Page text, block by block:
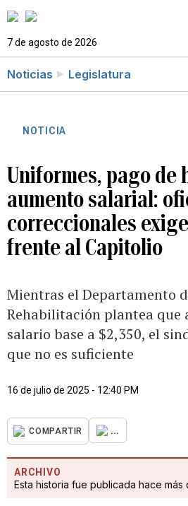
7 de agosto de 2026
Noticias Legislatura
NOTICIA
Uniformes, pago de
aumento salarial:
correccionales
frente al Capitolio
Mientras el Departamento
Rehabilitación plantea que
salario base a $2,350, el
que no es suficiente
16 de julio de 2025 - 12:40 PM
COMPARTIR ...
ARCHIVO
Esta historia fue publicada hace más